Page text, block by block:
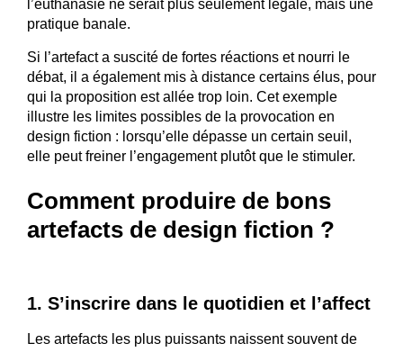
l’euthanasie ne serait plus seulement légale, mais une
pratique banale.
Si l’artefact a suscité de fortes réactions et nourri le
débat, il a également mis à distance certains élus, pour
qui la proposition est allée trop loin. Cet exemple
illustre les limites possibles de la provocation en
design fiction : lorsqu’elle dépasse un certain seuil,
elle peut freiner l’engagement plutôt que le stimuler.
Comment produire de bons
artefacts de design fiction ?
1. S’inscrire dans le quotidien et l’affect
Les artefacts les plus puissants naissent souvent de